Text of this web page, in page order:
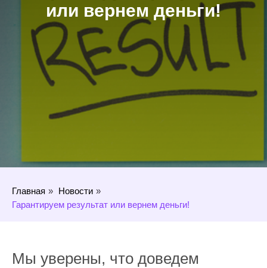
или вернем деньги!
Главная » Новости »
Гарантируем результат или вернем деньги!
Мы уверены, что доведем